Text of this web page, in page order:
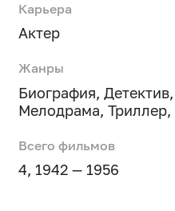
Карьера
Актер
Жанры
Биография, Детектив,
Мелодрама, Триллер,
Всего фильмов
4, 1942 — 1956